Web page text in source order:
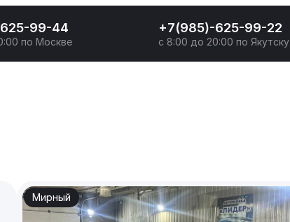
99-44
по Москве
+7(985)-625-99-22
с 8:00 до 20:00 по Якутску
Мирный